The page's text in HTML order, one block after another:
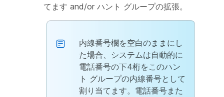
てます and/or ハント グループの拡張。
内線番号欄を空白のままにし
た場合、システムは自動的に
電話番号の下4桁をこのハン
ト グループの内線番号として
割り当てます。電話番号また